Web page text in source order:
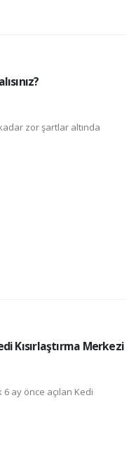
zor şartlar altında
Kısırlaştırma Merkezi
ay önce açılan Kedi